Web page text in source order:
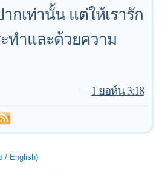
กเท่านั้น แต่ให้เรารัก
ทำและด้วยความ
—1 ยอห์น 3:18
/ English)